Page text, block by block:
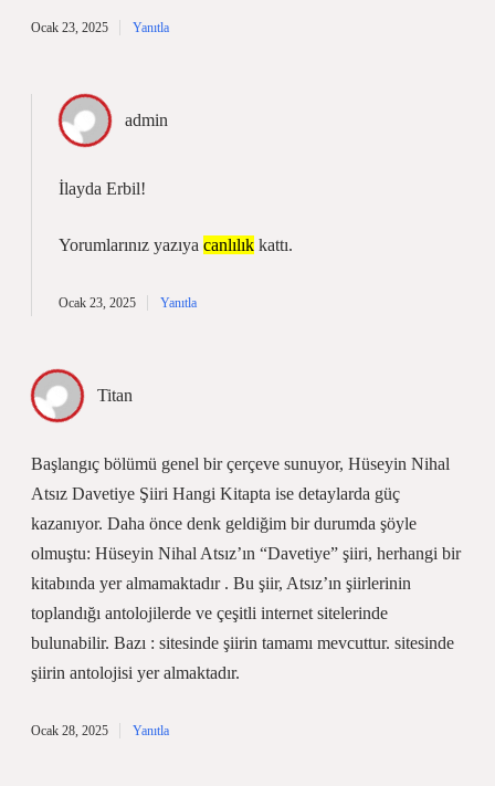
Ocak 23, 2025 Yanıtla
admin
İlayda Erbil!
Yorumlarınız yazıya canlılık kattı.
Ocak 23, 2025 Yanıtla
Titan
Başlangıç bölümü genel bir çerçeve sunuyor, Hüseyin Nihal
Atsız Davetiye Şiiri Hangi Kitapta ise detaylarda güç
kazanıyor. Daha önce denk geldiğim bir durumda şöyle
olmuştu: Hüseyin Nihal Atsız’ın “Davetiye” şiiri, herhangi bir
kitabında yer almamaktadır . Bu şiir, Atsız’ın şiirlerinin
toplandığı antolojilerde ve çeşitli internet sitelerinde
bulunabilir. Bazı : sitesinde şiirin tamamı mevcuttur. sitesinde
şiirin antolojisi yer almaktadır.
Ocak 28, 2025 Yanıtla